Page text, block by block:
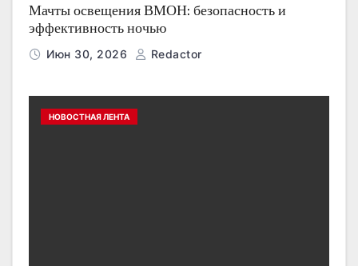
Мачты освещения ВМОН: безопасность и
эффективность ночью
Июн 30, 2026 Redactor
НОВОСТНАЯ ЛЕНТА